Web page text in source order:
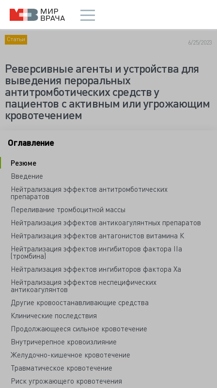
Статьи 6/25/2023
Реверсивные агенты и устройства для
выведения пероральных
антитромботических средств у
пациентов с активным или угрожающим
кровотечением
Оглавление
Резюме
Введение
Нейтрализация эффектов антитромботических
препаратов
Переливание тромбоцитной массы
Нейтрализация эффектов антикоагулянтных препаратов
Нейтрализация эффектов антагонистов витамина К
Нейтрализация эффектов ингибиторов фактора IIa
(тромбина)
Нейтрализация эффектов ингибиторов фактора Ха
Нейтрализация эффектов неспецифических
антикоагулянтов
Другие кровоостанавливающие средства
Клинические последствия
Продолжающееся сильное кровотечение
Внутричерепное кровоизлияние
Желудочно-кишечное кровотечение
Травматическое кровотечение
Риск угрожающего кровотечения